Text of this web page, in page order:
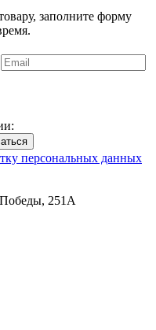
заполните форму
персональных данных
Победы, 251А